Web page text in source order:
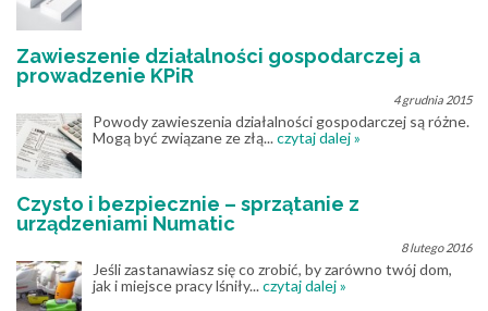
Zawieszenie działalności gospodarczej a
prowadzenie KPiR
4 grudnia 2015
Powody zawieszenia działalności gospodarczej są różne.
Mogą być związane ze złą...czytaj dalej »
Czysto i bezpiecznie – sprzątanie z
urządzeniami Numatic
8 lutego 2016
Jeśli zastanawiasz się co zrobić, by zarówno twój dom,
jak i miejsce pracy lśniły...czytaj dalej »